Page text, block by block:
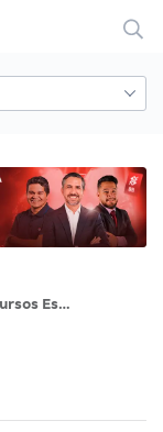
Concursos Estaduais: Oportunidades no Acre!